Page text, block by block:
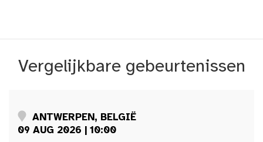
Vergelijkbare gebeurtenissen
ANTWERPEN, BELGIË
09 AUG 2026 | 10:00